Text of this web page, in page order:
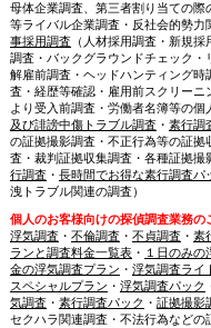
母体企業調査、第三者割り当ての
等ライバル企業調査・反社会的勢力
事採用調査（人材採用調査・新規採
調査・バックグラウンドチェック・
解雇前調査・ヘッドハンティング
査・経歴等確認・雇用前スクリー
より受入前調査・労働者名簿等の個
及び誹謗中傷トラブル調査・ 素行調
の証拠撮影調査・不正行為等の証
査・裁判証拠収集調査・各種証拠撮
行調査・ 長時間でお得な素行調査パ
洩トラブル関連の調査）
個人のお客様向けの探偵調査業務の
浮気調査・ 不倫調査・ 不貞調査・ 素
ランと調査料金一覧表・ １日のみの
金の浮気調査プラン ・ 浮気調査ライ
スペシャルプラン ・ 浮気調査パック
気調査・ 素行調査パック ・ 証拠撮影
セクハラ関連調査・不法行為などの